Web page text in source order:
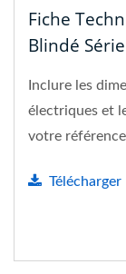
Fiche
Blindé
Inclure les
électriques et
votre référence
Télécharger